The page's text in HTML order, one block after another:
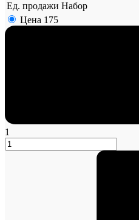
Ед. продажи Набор
Цена 175
1